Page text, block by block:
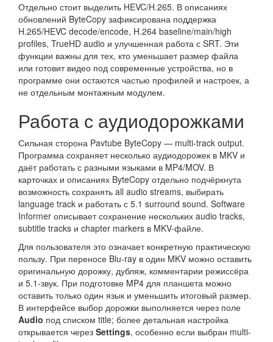
Отдельно стоит выделить HEVC/H.265. В описаниях
обновлений ByteCopy зафиксирована поддержка
H.265/HEVC decode/encode, H.264 baseline/main/high
profiles, TrueHD audio и улучшенная работа с SRT. Эти
функции важны для тех, кто уменьшает размер файла
или готовит видео под современные устройства, но в
программе они остаются частью профилей и настроек, а
не отдельным монтажным модулем.
Работа с аудиодорожками
Сильная сторона Pavtube ByteCopy — multi-track output.
Программа сохраняет несколько аудиодорожек в MKV и
даёт работать с разными языками в MP4/MOV. В
карточках и описаниях ByteCopy отдельно подчёркнута
возможность сохранять all audio streams, выбирать
language track и работать с 5.1 surround sound. Software
Informer описывает сохранение нескольких audio tracks,
subtitle tracks и chapter markers в MKV-файле.
Для пользователя это означает конкретную практическую
пользу. При переносе Blu-ray в один MKV можно оставить
оригинальную дорожку, дубляж, комментарии режиссёра
и 5.1-звук. При подготовке MP4 для планшета можно
оставить только один язык и уменьшить итоговый размер.
В интерфейсе выбор дорожки выполняется через поле
Audio под списком title; более детальная настройка
открывается через Settings, особенно если выбран multi-